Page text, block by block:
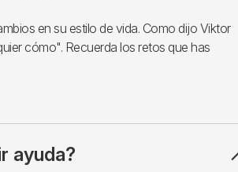
en su estilo de vida. Como dijo Viktor
cómo". Recuerda los retos que has
ayuda?